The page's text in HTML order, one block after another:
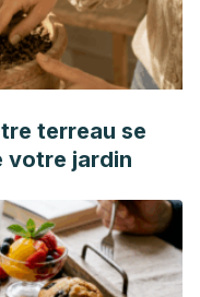
MJ, Eri RD. Can
children on
placebo-
14;5(1):e006474.
B. Double-blind,
and tolerability
in children with
terreau se
votre jardin